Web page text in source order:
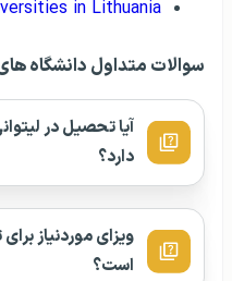
in Lithuania
سوالات متداول دانشگاه های
آیا تحصیل در
دارد؟
ویزای موردنیاز
است؟